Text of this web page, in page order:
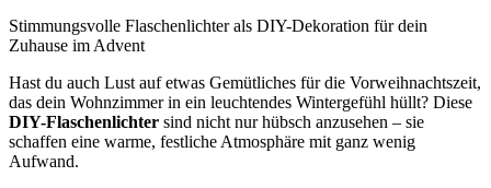
Stimmungsvolle Flaschenlichter als DIY-Dekoration für dein
Zuhause im Advent
Hast du auch Lust auf etwas Gemütliches für die Vorweihnachtszeit,
das dein Wohnzimmer in ein leuchtendes Wintergefühl hüllt? Diese
DIY-Flaschenlichter sind nicht nur hübsch anzusehen – sie
schaffen eine warme, festliche Atmosphäre mit ganz wenig
Aufwand.